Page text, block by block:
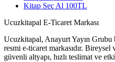
Kitap Seç Al 100TL
Ucuzkitapal E-Ticaret Markası
Ucuzkitapal, Anayurt Yayın Grubu
resmi e-ticaret markasıdır. Bireysel
güvenli altyapı, hızlı teslimat ve